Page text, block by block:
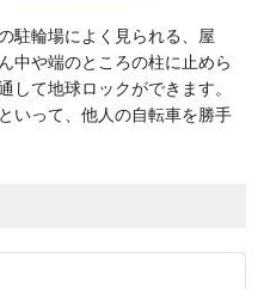
駐輪場によく見られる、屋
中や端のところの柱に止めら
して地球ロックができます。
いって、他人の自転車を勝手